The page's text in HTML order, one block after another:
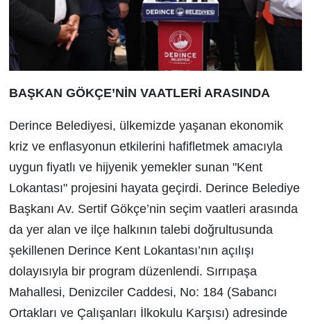
BAŞKAN GÖKÇE’NİN VAATLERİ ARASINDA
Derince Belediyesi, ülkemizde yaşanan ekonomik
kriz ve enflasyonun etkilerini hafifletmek amacıyla
uygun fiyatlı ve hijyenik yemekler sunan "Kent
Lokantası" projesini hayata geçirdi. Derince Belediye
Başkanı Av. Sertif Gökçe’nin seçim vaatleri arasında
da yer alan ve ilçe halkının talebi doğrultusunda
şekillenen Derince Kent Lokantası’nın açılışı
dolayısıyla bir program düzenlendi. Sırrıpaşa
Mahallesi, Denizciler Caddesi, No: 184 (Sabancı
Ortakları ve Çalışanları İlkokulu Karşısı) adresinde